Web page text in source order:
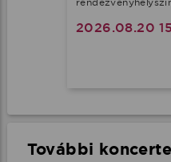
2026.08.20
További